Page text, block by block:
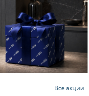
Все акции